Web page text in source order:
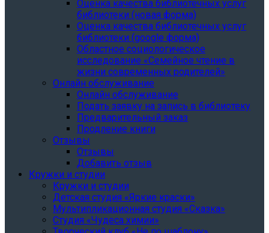
Oценка качества библиотечных услуг
библиотеки (новая форма)
Oценка качества библиотечных услуг
библиотеки (google форма)
Областное социологическое
исследование «Семейное чтение в
жизни современных родителей»
Онлайн обслуживание
Онлайн обслуживание
Подать заявку на запись в библиотеку
Предварительный заказ
Продление книги
Отзывы
Отзывы
Добавить отзыв
Кружки и студии
Кружки и студии
Детская студия «Яркие краски»
Мультипликационная студия «Сказка»
Студия «Чудеса химии»